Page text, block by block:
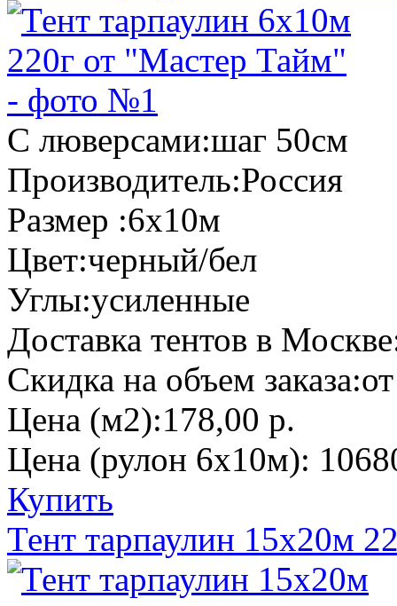
С люверсами:шаг 50см
Производитель:Россия
Размер :6х10м
Цвет:черный/бел
Углы:усиленные
Доставка тентов в
Скидка на объем заказа:
Цена (м2):178,00 р.
Цена (рулон 6х10м):
Купить
Тент тарпаулин 15х20м